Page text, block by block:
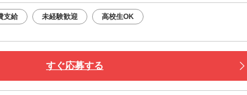
支給 未経験歓迎 高校生OK
すぐ応募する